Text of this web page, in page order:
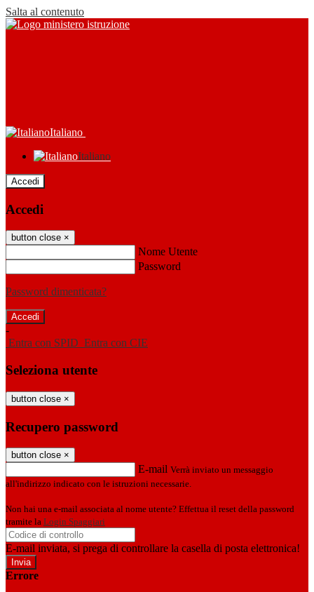
Salta al contenuto
Italiano
Italiano
Accedi
Accedi
button close ×
Nome Utente
Password
Password dimenticata?
-
Entra con SPID Entra con CIE
Seleziona utente
button close ×
Recupero password
button close ×
E-mail Verrà inviato un messaggio
all'indirizzo indicato con le istruzioni necessarie.
Non hai una e-mail associata al nome utente? Effettua il reset della password
tramite la Login Spaggiari
E-mail inviata, si prega di controllare la casella di posta elettronica!
Errore